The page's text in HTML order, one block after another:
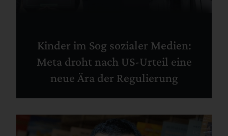
Kinder im Sog sozialer Medien:
Meta droht nach US-Urteil eine
neue Ära der Regulierung